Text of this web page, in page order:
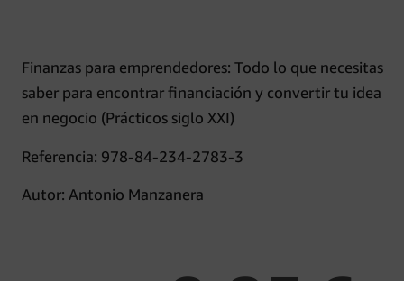
Finanzas para emprendedores: Todo lo que necesitas
saber para encontrar financiación y convertir tu idea
en negocio (Prácticos siglo XXI)
Referencia: 978-84-234-2783-3
Autor: Antonio Manzanera